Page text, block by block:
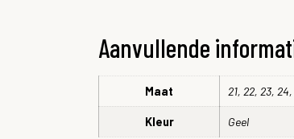
Aanvullende
Maat 21, 22, 23,
Kleur Geel